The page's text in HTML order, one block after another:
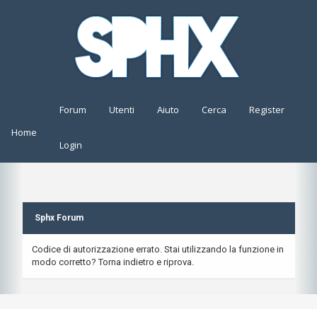
Home
Forum Utenti Aiuto Cerca Register
Login
Sphx Forum
Codice di autorizzazione errato. Stai utilizzando la funzione in
modo corretto? Torna indietro e riprova.